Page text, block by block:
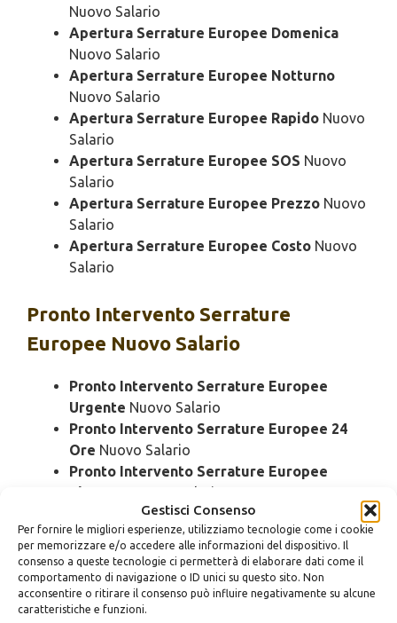
Gestisci Consenso
Per fornire le migliori esperienze, utilizziamo tecnologie come i cookie
per memorizzare e/o accedere alle informazioni del dispositivo. Il
consenso a queste tecnologie ci permetterà di elaborare dati come il
comportamento di navigazione o ID unici su questo sito. Non
acconsentire o ritirare il consenso può influire negativamente su alcune
caratteristiche e funzioni.
Nuovo Salario
Apertura Serrature Europee Domenica
Nuovo Salario
Apertura Serrature Europee Notturno
Nuovo Salario
Apertura Serrature Europee Rapido Nuovo
Salario
Apertura Serrature Europee SOS Nuovo
Salario
Apertura Serrature Europee Prezzo Nuovo
Salario
Apertura Serrature Europee Costo Nuovo
Salario
Pronto Intervento Serrature
Europee Nuovo Salario
Pronto Intervento Serrature Europee
Urgente Nuovo Salario
Pronto Intervento Serrature Europee 24
Ore Nuovo Salario
Pronto Intervento Serrature Europee
Bloccato
Nuovo Salario
Pronto Intervento Serrature Europee
EconomicoNuovo Salario
Pronto Intervento Serrature Europee
DomenicaNuovo Salario
Pronto Intervento Serrature Europee